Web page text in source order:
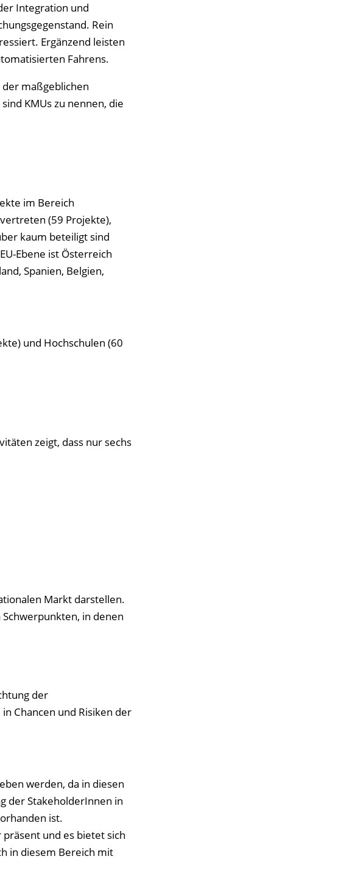
Integration und
Rein
Ergänzend leisten
Fahrens.
maßgeblichen
KMUs zu nennen, die
im Bereich
(59 Projekte),
kaum beteiligt sind
Ebene ist Österreich
Spanien, Belgien,
und Hochschulen (60
zeigt, dass nur sechs
Markt darstellen.
in denen
der
Chancen und Risiken der
werden, da in diesen
der StakeholderInnen in
ist.
und es bietet sich
in diesem Bereich mit